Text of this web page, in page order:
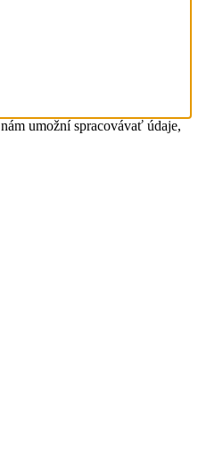
umožní spracovávať údaje,